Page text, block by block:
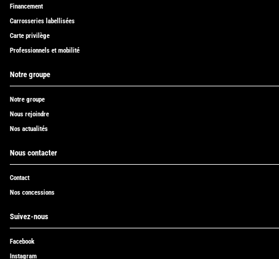
Financement
Carrosseries labellisées
Carte privilège
Professionnels et mobilité
Notre groupe
Notre groupe
Nous rejoindre
Nos actualités
Nous contacter
Contact
Nos concessions
Suivez-nous
Facebook
Instagram